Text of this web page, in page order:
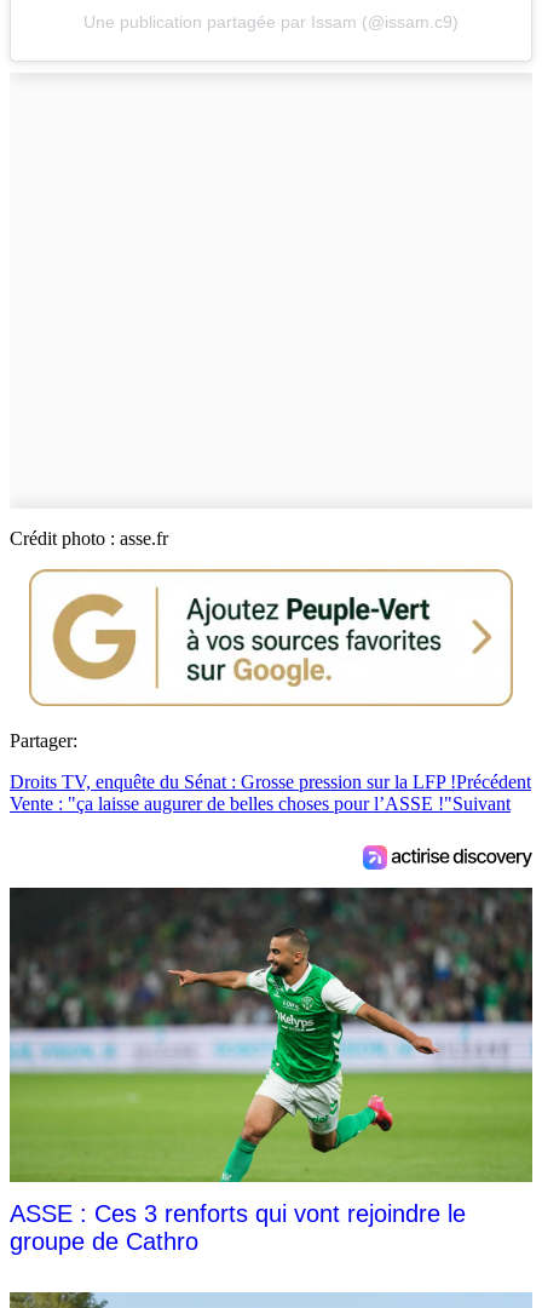
Une publication partagée par Issam (@issam.c9)
Crédit photo : asse.fr
Partager:
Droits TV, enquête du Sénat : Grosse pression sur la LFP !Précédent
Vente : "ça laisse augurer de belles choses pour l’ASSE !"Suivant
ASSE : Ces 3 renforts qui vont rejoindre le
groupe de Cathro